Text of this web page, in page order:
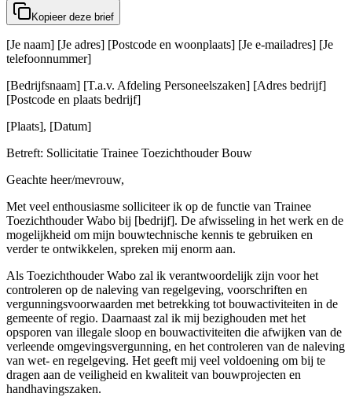
Kopieer deze brief
[Je naam] [Je adres] [Postcode en woonplaats] [Je e-mailadres] [Je
telefoonnummer]
[Bedrijfsnaam] [T.a.v. Afdeling Personeelszaken] [Adres bedrijf]
[Postcode en plaats bedrijf]
[Plaats], [Datum]
Betreft: Sollicitatie Trainee Toezichthouder Bouw
Geachte heer/mevrouw,
Met veel enthousiasme solliciteer ik op de functie van Trainee
Toezichthouder Wabo bij [bedrijf]. De afwisseling in het werk en de
mogelijkheid om mijn bouwtechnische kennis te gebruiken en
verder te ontwikkelen, spreken mij enorm aan.
Als Toezichthouder Wabo zal ik verantwoordelijk zijn voor het
controleren op de naleving van regelgeving, voorschriften en
vergunningsvoorwaarden met betrekking tot bouwactiviteiten in de
gemeente of regio. Daarnaast zal ik mij bezighouden met het
opsporen van illegale sloop en bouwactiviteiten die afwijken van de
verleende omgevingsvergunning, en het controleren van de naleving
van wet- en regelgeving. Het geeft mij veel voldoening om bij te
dragen aan de veiligheid en kwaliteit van bouwprojecten en
handhavingszaken.